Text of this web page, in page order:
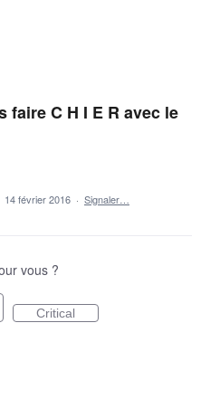
faire C H I E R avec le
14 février 2016 · Signaler…
vous ?
Critical